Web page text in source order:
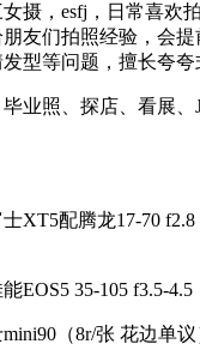
摄，esfj，日常喜欢
友们拍照经验，会
型等问题，擅长夸
业照、探店、看展、
XT5配腾龙17-70
EOS5 35-105 f3.5-4.5
（8r/张 花边单议